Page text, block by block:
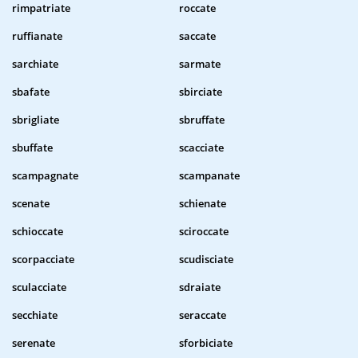
rimpatriate
roccate
ruffianate
saccate
sarchiate
sarmate
sbafate
sbirciate
sbrigliate
sbruffate
sbuffate
scacciate
scampagnate
scampanate
scenate
schienate
schioccate
sciroccate
scorpacciate
scudisciate
sculacciate
sdraiate
secchiate
seraccate
serenate
sforbiciate